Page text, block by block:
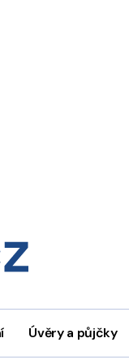
Úvěry a půjčky